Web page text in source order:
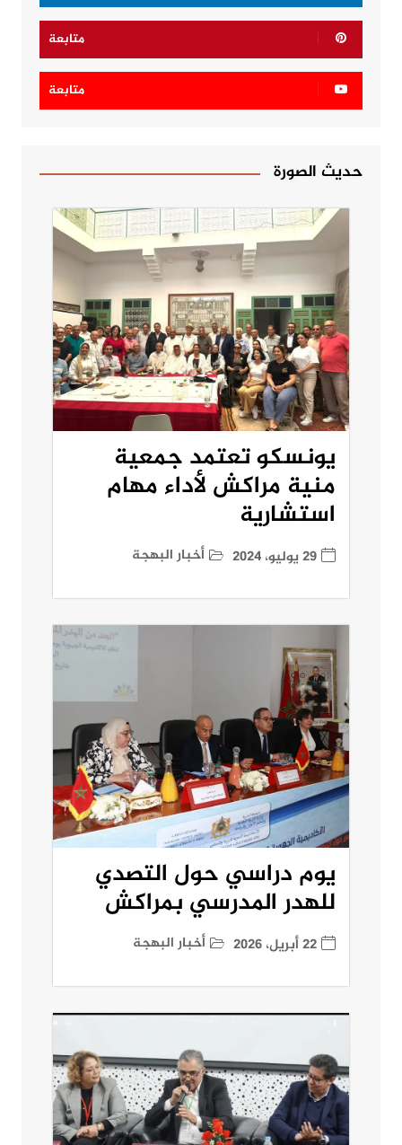
متابعة
متابعة
حديث الصورة
يونسكو تعتمد جمعية
منية مراكش لأداء مهام
استشارية
29 يوليو، 2024 أخبار البهجة
يوم دراسي حول التصدي
للهدر المدرسي بمراكش
22 أبريل، 2026 أخبار البهجة